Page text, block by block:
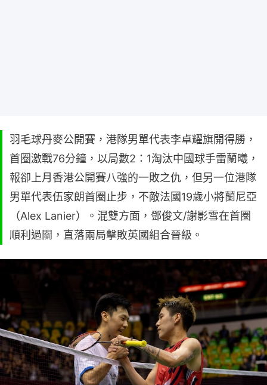
羽毛球丹麥公開賽，港隊男單代表李卓耀旗開得勝，
首圈激戰76分鐘，以局數2：1淘汰中國球手雷蘭曦，
報卻上月香港公開賽八強的一敗之仇，但另一位港隊
男單代表伍家朗首圈止步，不敵法國19歲小將蘭尼亞
（Alex Lanier）。混雙方面，鄧俊文/謝影雪在首圈
順利過關，直落兩局擊敗英國組合晉級。